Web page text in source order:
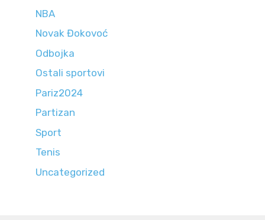
NBA
Novak Đokovoć
Odbojka
Ostali sportovi
Pariz2024
Partizan
Sport
Tenis
Uncategorized